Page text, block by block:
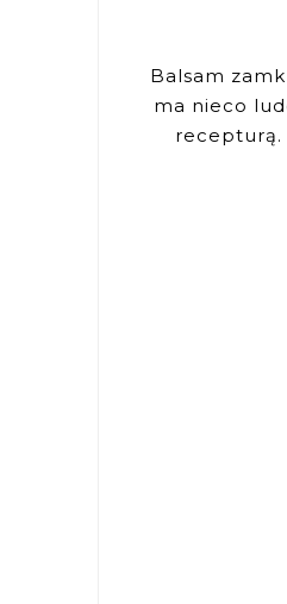
Balsam
ma nieco
recepturą.